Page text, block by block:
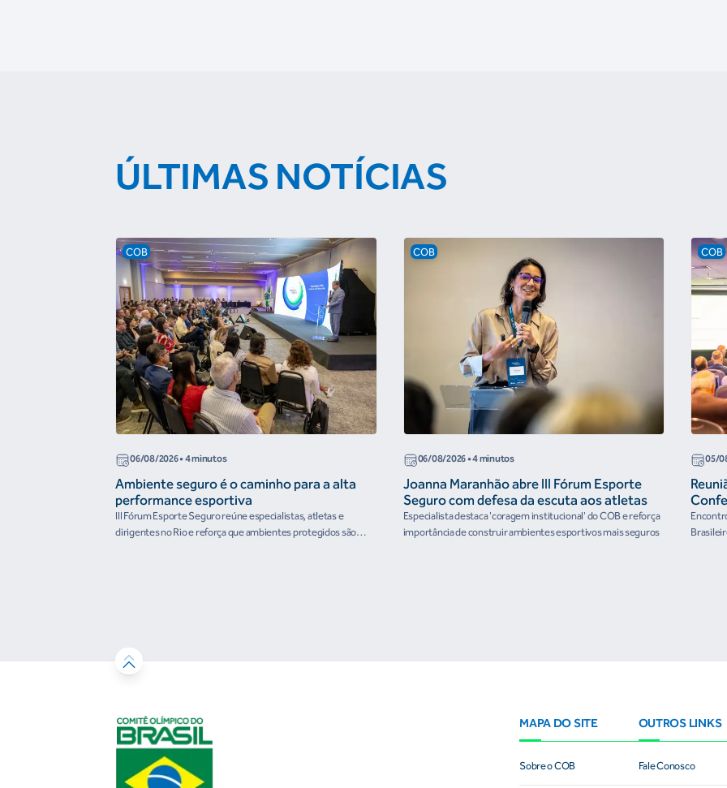
ÚLTIMAS NOTÍCIAS
COB
06/08/2026• 4 minutos
Ambiente seguro é o caminho para a alta
performance esportiva
III Fórum Esporte Seguro reúne especialistas, atletas e
dirigentes no Rio e reforça que ambientes protegidos são
COB
06/08/2026• 4 minutos
Joanna Maranhão abre III Fórum Esporte
Seguro com defesa da escuta aos atletas
Especialista destaca 'coragem institucional' do COB e reforça
importância de construir ambientes esportivos mais seguros
COB
05/
the
MAPA DO SITE
Sobre o COB
OUTROS LINKS
Fale Conosco